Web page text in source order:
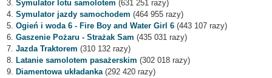
Symulator lotu samolotem (631 251 razy)
Symulator jazdy samochodem (464 955 razy)
Ogień i woda 6 - Fire Boy and Water Girl 6 (443 107 razy)
Gaszenie Pożaru - Strażak Sam (435 031 razy)
Jazda Traktorem (310 132 razy)
Latanie samolotem pasażerskim (302 018 razy)
Diamentowa układanka(292 420 razy)